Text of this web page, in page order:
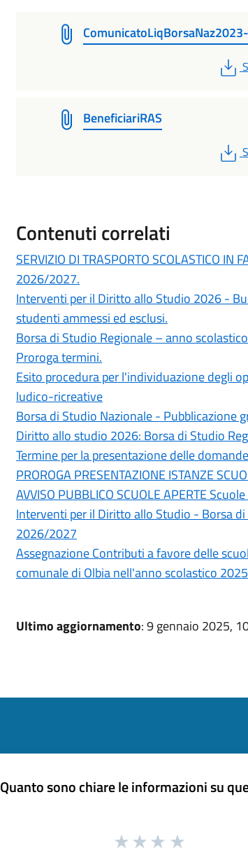
BeneficiariRAS
Contenuti correlati
SERVIZIO DI TRASPORTO SCOLASTICO IN
2026/2027.
Interventi per il Diritto allo Studio 2026 -
studenti ammessi ed esclusi.
Borsa di Studio Regionale – anno
Proroga termini.
Esito procedura per l'individuazione degli
ludico-ricreative
Borsa di Studio Nazionale - Pubblicazione
Diritto allo studio 2026: Borsa di Studio
Termine per la presentazione delle domande
PROROGA PRESENTAZIONE ISTANZE
AVVISO PUBBLICO SCUOLE APERTE
Interventi per il Diritto allo Studio - Borsa
2026/2027
Assegnazione Contributi a favore delle
comunale di Olbia nell'anno scolastico
Ultimo aggiornamento: 9 gennaio 2025,
Quanto sono chiare le informazioni su